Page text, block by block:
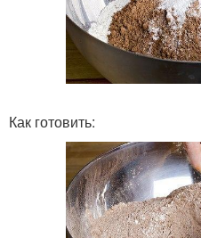
Как готовить: